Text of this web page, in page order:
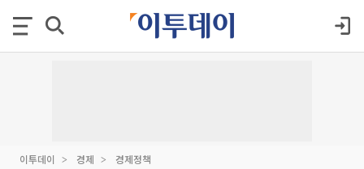
이투데이 경제 경제정책